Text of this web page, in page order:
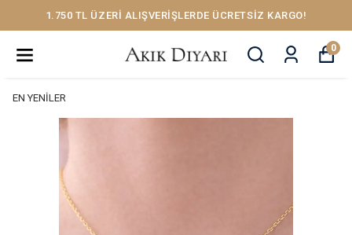
1.750 TL ÜZERİ ALIŞVERİŞLERDE ÜCRETSİZ KARGO!
0
EN YENİLER